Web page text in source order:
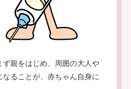
親をはじめ、周囲の大人や
ることが、赤ちゃん自身に